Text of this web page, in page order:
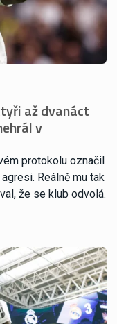
až dvanáct
v
protokolu označil
Reálně mu tak
že se klub odvolá.